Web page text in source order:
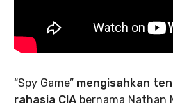
“Spy Game” mengisahkan
rahasia CIA bernama Nathan